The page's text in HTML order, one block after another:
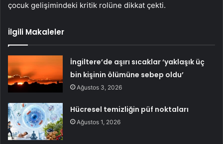
çocuk gelişimindeki kritik rolüne dikkat çekti.
İlgili Makaleler
İngiltere’de aşırı sıcaklar ‘yaklaşık üç
bin kişinin ölümüne sebep oldu’
Ağustos 3, 2026
Hücresel temizliğin püf noktaları
Ağustos 1, 2026